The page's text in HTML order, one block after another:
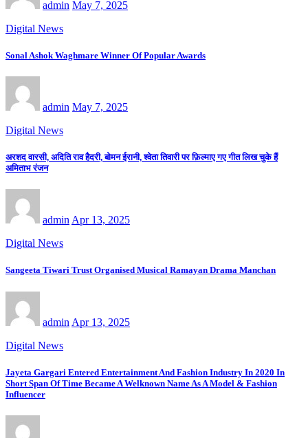
admin May 7, 2025
Digital News
Sonal Ashok Waghmare Winner Of Popular Awards
admin May 7, 2025
Digital News
अरशद वारसी, अदिति राव हैदरी, बोमन ईरानी, श्वेता तिवारी पर फ़िल्माए गए गीत लिख चुके हैं
अमिताभ रंजन
admin Apr 13, 2025
Digital News
Sangeeta Tiwari Trust Organised Musical Ramayan Drama Manchan
admin Apr 13, 2025
Digital News
Jayeta Gargari Entered Entertainment And Fashion Industry In 2020 In
Short Span Of Time Became A Welknown Name As A Model & Fashion
Influencer